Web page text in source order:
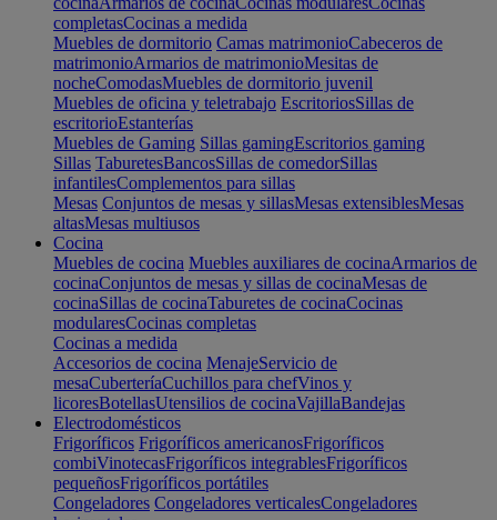
completasCocinas a medida
Muebles de dormitorio Camas matrimonioCabeceros de
matrimonioArmarios de matrimonioMesitas de
nocheComodasMuebles de dormitorio juvenil
Muebles de oficina y teletrabajo EscritoriosSillas de
escritorioEstanterías
Muebles de Gaming Sillas gamingEscritorios gaming
Sillas TaburetesBancosSillas de comedorSillas
infantilesComplementos para sillas
Mesas Conjuntos de mesas y sillasMesas extensiblesMesas
altasMesas multiusos
Cocina
Muebles de cocina Muebles auxiliares de cocinaArmarios de
cocinaConjuntos de mesas y sillas de cocinaMesas de
cocinaSillas de cocinaTaburetes de cocinaCocinas
modularesCocinas completas
Cocinas a medida
Accesorios de cocina MenajeServicio de
mesaCuberteríaCuchillos para chefVinos y
licoresBotellasUtensilios de cocinaVajillaBandejas
Electrodomésticos
Frigoríficos Frigoríficos americanosFrigoríficos
combiVinotecasFrigoríficos integrablesFrigoríficos
pequeñosFrigoríficos portátiles
Congeladores Congeladores verticalesCongeladores